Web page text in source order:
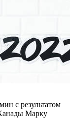
с результатом
Марку